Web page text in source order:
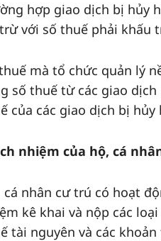
hợp giao dịch bị hủy
với số thuế phải khấu
mà tổ chức quản lý
số thuế từ các giao
của các giao dịch bị hủy
nhiệm của hộ, cá
cá nhân cư trú có hoạt
kê khai và nộp các
tài nguyên và các